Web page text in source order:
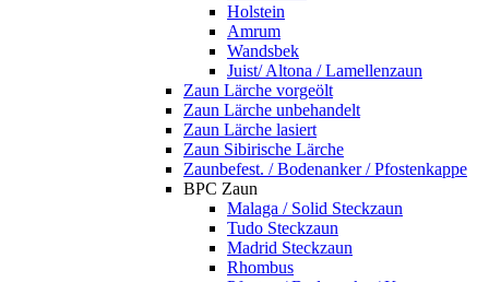
Holstein
Amrum
Wandsbek
Juist/ Altona / Lamellenzaun
Zaun Lärche vorgeölt
Zaun Lärche unbehandelt
Zaun Lärche lasiert
Zaun Sibirische Lärche
Zaunbefest. / Bodenanker / Pfostenkappe
BPC Zaun
Malaga / Solid Steckzaun
Tudo Steckzaun
Madrid Steckzaun
Rhombus